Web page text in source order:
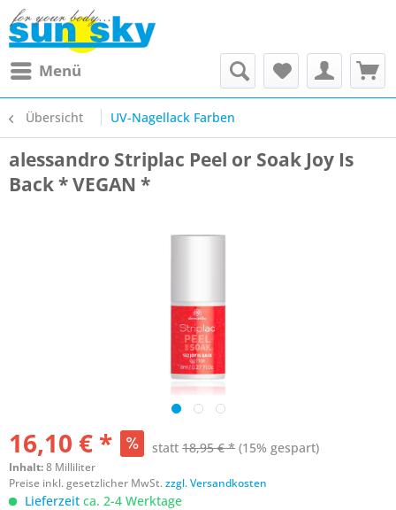
Menü
Übersicht UV-Nagellack Farben
alessandro Striplac Peel or Soak Joy Is
Back * VEGAN *
16,10 € * statt 18,95 € * (15% gespart)
Inhalt:8 Milliliter
Preise inkl. gesetzlicher MwSt.zzgl. Versandkosten
Lieferzeit ca. 2-4 Werktage